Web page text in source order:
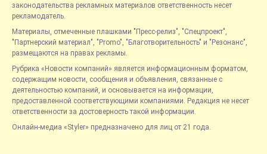
законодательства рекламных материалов ответственность несет
рекламодатель.
Материалы, отмеченные плашками "Пресс-релиз", "Спецпроект",
"Партнерский материал", "Promo", "Благотворительность" и "Резонанс",
размещаются на правах рекламы.
Рубрика «Новости компаний» является информационным форматом,
содержащим новости, сообщения и объявления, связанные с
деятельностью компаний, и основывается на информации,
предоставленной соответствующими компаниями. Редакция не несет
ответственности за достоверность такой информации.
Онлайн-медиа «Styler» предназначено для лиц от 21 года.